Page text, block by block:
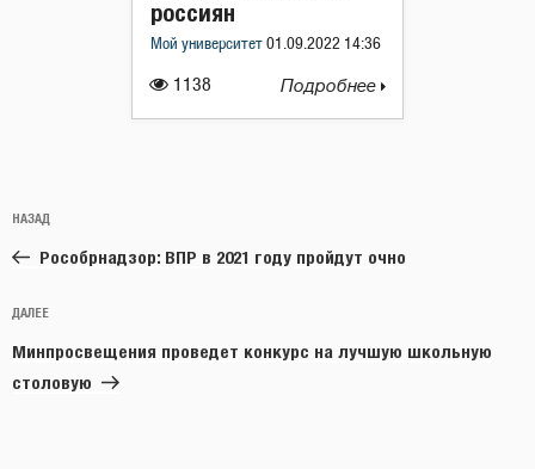
1138
россиян
Мой университет 01.09.2022 14:36
Подробнее
по
записям
Предыдущая
запись:
НАЗАД
Рособрнадзор: ВПР в 2021 году пройдут очно
Следующая
запись
ДАЛЕЕ
Минпросвещения проведет конкурс на лучшую школьную
столовую